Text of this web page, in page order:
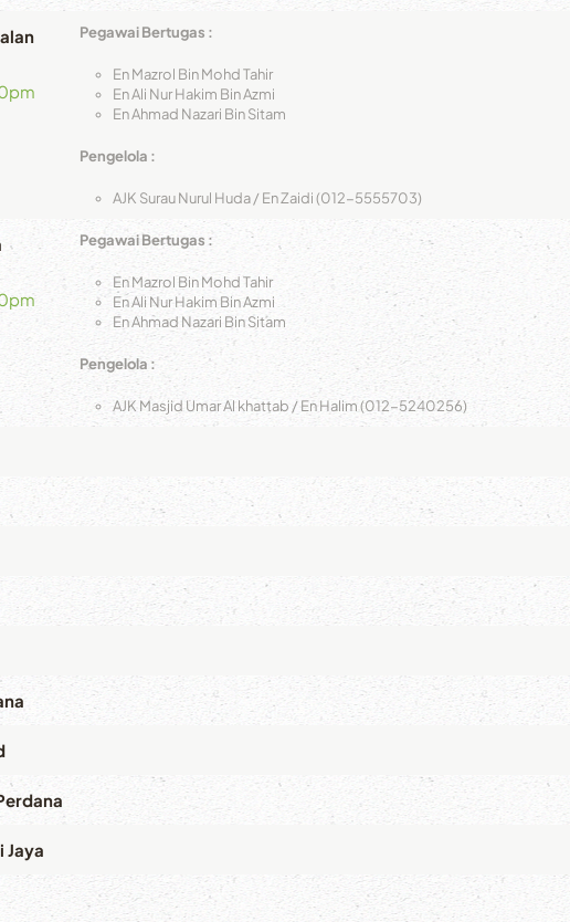
Pegawai Bertugas :
En Mazrol Bin Mohd Tahir
En Ali Nur Hakim Bin Azmi
En Ahmad Nazari Bin Sitam
Pengelola :
AJK Surau Nurul Huda / En Zaidi (012-5555703)
Pegawai Bertugas :
En Mazrol Bin Mohd Tahir
En Ali Nur Hakim Bin Azmi
En Ahmad Nazari Bin Sitam
Pengelola :
AJK Masjid Umar Al khattab / En Halim (012-5240256)
Jaya